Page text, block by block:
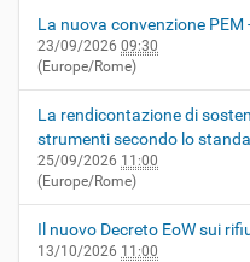
La nuova convenzione PEM
23/09/2026 09:30
(Europe/Rome)
La rendicontazione di
strumenti secondo lo
25/09/2026 11:00
(Europe/Rome)
Il nuovo Decreto EoW sui
13/10/2026 11:00